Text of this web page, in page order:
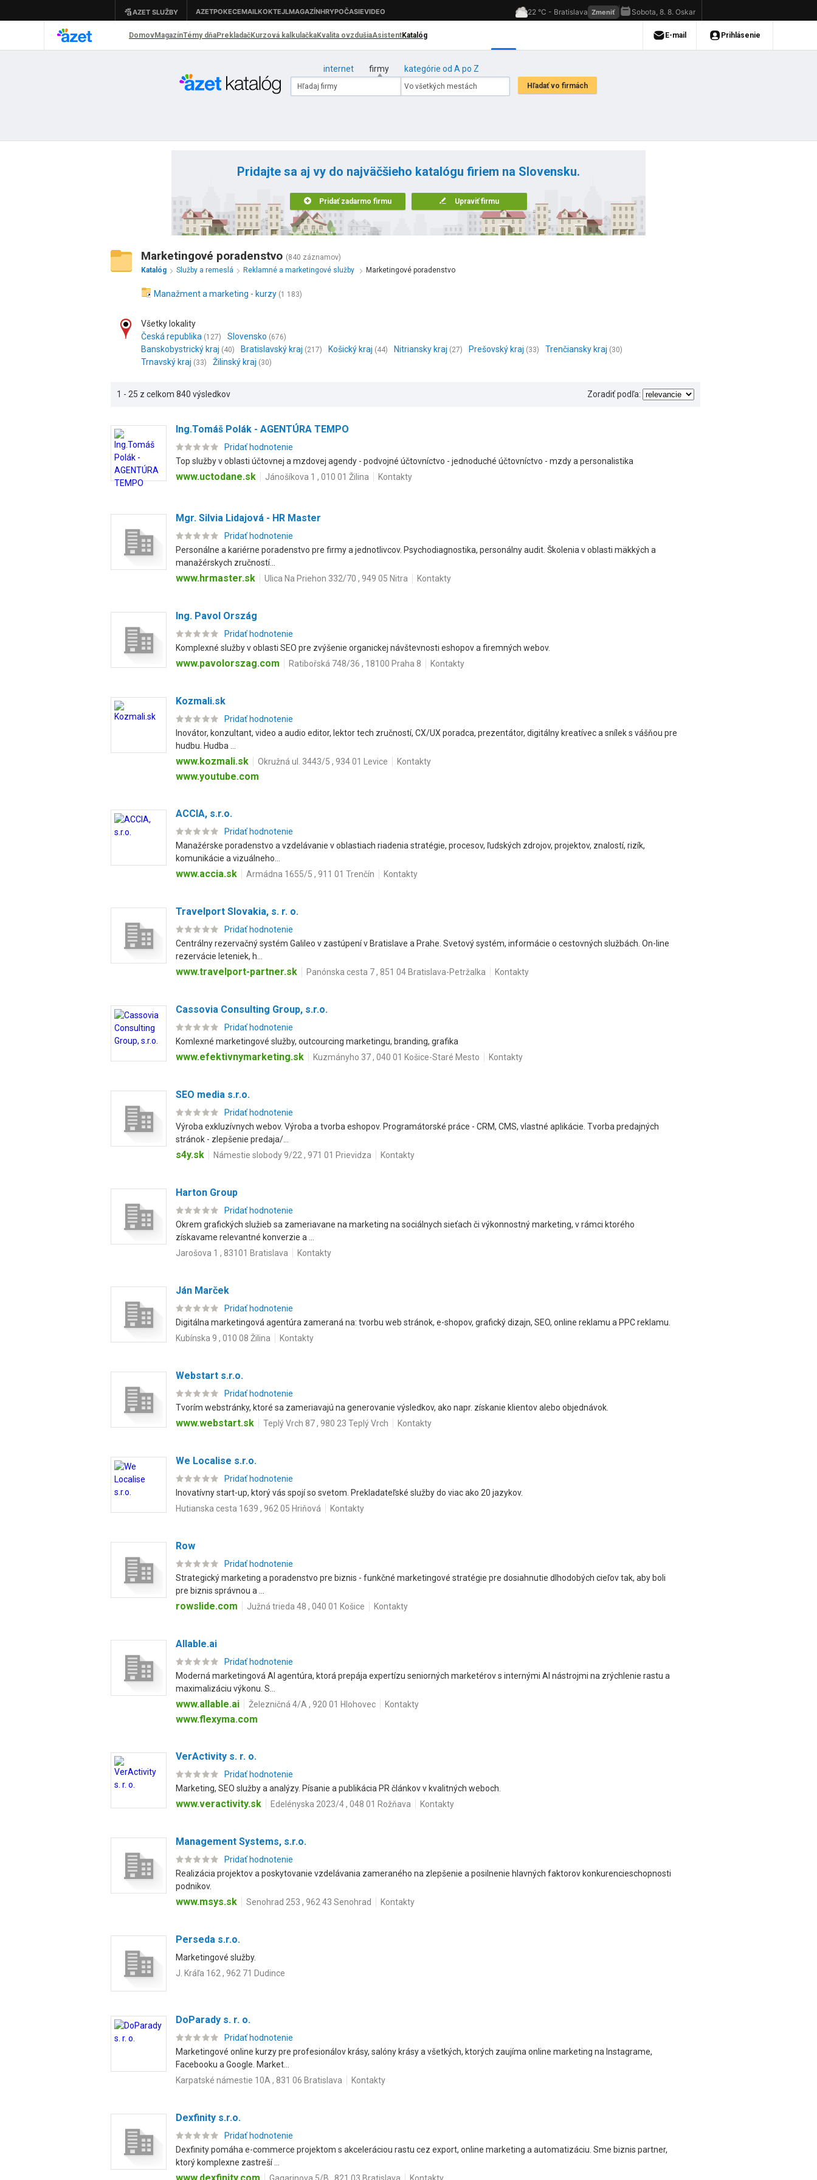
internet firmy kategórie od A po Z
Pridajte sa aj vy do najväčšieho katalógu firiem na Slovensku.
Pridať zadarmo firmu Upraviť firmu
Marketingové poradenstvo (840 záznamov)
Katalóg
Služby a remeslá Reklamné a marketingové služby Marketingové poradenstvo
Manažment a marketing - kurzy (1 183)
Všetky lokality
Česká republika (127) Slovensko (676)
Banskobystrický kraj (40) Bratislavský kraj (217) Košický kraj (44) Nitriansky kraj (27) Prešovský kraj (33) Trenčiansky kraj (30)
Trnavský kraj (33) Žilinský kraj (30)
1 - 25 z celkom 840 výsledkov Zoradiť podľa:
Ing.Tomáš Polák - AGENTÚRA TEMPO
Pridať hodnotenie
Top služby v oblasti účtovnej a mzdovej agendy - podvojné účtovníctvo - jednoduché účtovníctvo - mzdy a personalistika
www.uctodane.sk Jánošíkova 1 , 010 01 Žilina Kontakty
Mgr. Silvia Lidajová - HR Master
Pridať hodnotenie
Personálne a kariérne poradenstvo pre firmy a jednotlivcov. Psychodiagnostika, personálny audit. Školenia v oblasti mäkkých a
manažérskych zručností...
www.hrmaster.sk Ulica Na Priehon 332/70 , 949 05 Nitra Kontakty
Ing. Pavol Ország
Pridať hodnotenie
Komplexné služby v oblasti SEO pre zvýšenie organickej návštevnosti eshopov a firemných webov.
www.pavolorszag.com Ratibořská 748/36 , 18100 Praha 8 Kontakty
Kozmali.sk
Pridať hodnotenie
Inovátor, konzultant, video a audio editor, lektor tech zručností, CX/UX poradca, prezentátor, digitálny kreatívec a snílek s vášňou pre
hudbu. Hudba ...
www.kozmali.sk Okružná ul. 3443/5 , 934 01 Levice Kontakty
www.youtube.com
ACCIA, s.r.o.
Pridať hodnotenie
Manažérske poradenstvo a vzdelávanie v oblastiach riadenia stratégie, procesov, ľudských zdrojov, projektov, znalostí, rizík,
komunikácie a vizuálneho...
www.accia.sk Armádna 1655/5 , 911 01 Trenčín Kontakty
Travelport Slovakia, s. r. o.
Pridať hodnotenie
Centrálny rezervačný systém Galileo v zastúpení v Bratislave a Prahe. Svetový systém, informácie o cestovných službách. On-line
rezervácie leteniek, h...
www.travelport-partner.sk Panónska cesta 7 , 851 04 Bratislava-Petržalka Kontakty
Cassovia Consulting Group, s.r.o.
Pridať hodnotenie
Komlexné marketingové služby, outcourcing marketingu, branding, grafika
www.efektivnymarketing.sk Kuzmányho 37 , 040 01 Košice-Staré Mesto Kontakty
SEO media s.r.o.
Pridať hodnotenie
Výroba exkluzívnych webov. Výroba a tvorba eshopov. Programátorské práce - CRM, CMS, vlastné aplikácie. Tvorba predajných
stránok - zlepšenie predaja/...
s4y.sk Námestie slobody 9/22 , 971 01 Prievidza Kontakty
Harton Group
Pridať hodnotenie
Okrem grafických služieb sa zameriavane na marketing na sociálnych sieťach či výkonnostný marketing, v rámci ktorého
získavame relevantné konverzie a ...
Jarošova 1 , 83101 Bratislava
Kontakty
Ján Marček
Pridať hodnotenie
Digitálna marketingová agentúra zameraná na: tvorbu web stránok, e-shopov, grafický dizajn, SEO, online reklamu a PPC reklamu.
Kubínska 9 , 010 08 Žilina
Kontakty
Webstart s.r.o.
Pridať hodnotenie
Tvorím webstránky, ktoré sa zameriavajú na generovanie výsledkov, ako napr. získanie klientov alebo objednávok.
www.webstart.sk Teplý Vrch 87 , 980 23 Teplý Vrch Kontakty
We Localise s.r.o.
Pridať hodnotenie
Inovatívny start-up, ktorý vás spojí so svetom. Prekladateľské služby do viac ako 20 jazykov.
Hutianska cesta 1639 , 962 05 Hriňová
Kontakty
Row
Pridať hodnotenie
Strategický marketing a poradenstvo pre biznis - funkčné marketingové stratégie pre dosiahnutie dlhodobých cieľov tak, aby boli
pre biznis správnou a ...
rowslide.com Južná trieda 48 , 040 01 Košice Kontakty
Allable.ai
Pridať hodnotenie
Moderná marketingová AI agentúra, ktorá prepája expertízu seniorných marketérov s internými AI nástrojmi na zrýchlenie rastu a
maximalizáciu výkonu. S...
www.allable.ai Železničná 4/A , 920 01 Hlohovec Kontakty
www.flexyma.com
VerActivity s. r. o.
Pridať hodnotenie
Marketing, SEO služby a analýzy. Písanie a publikácia PR článkov v kvalitných weboch.
www.veractivity.sk Edelényska 2023/4 , 048 01 Rožňava Kontakty
Management Systems, s.r.o.
Pridať hodnotenie
Realizácia projektov a poskytovanie vzdelávania zameraného na zlepšenie a posilnenie hlavných faktorov konkurencieschopnosti
podnikov.
www.msys.sk Senohrad 253 , 962 43 Senohrad Kontakty
Perseda s.r.o.
Marketingové služby.
J. Kráľa 162 , 962 71 Dudince
DoParady s. r. o.
Pridať hodnotenie
Marketingové online kurzy pre profesionálov krásy, salóny krásy a všetkých, ktorých zaujíma online marketing na Instagrame,
Facebooku a Google. Market...
Karpatské námestie 10A , 831 06 Bratislava
Kontakty
Dexfinity s.r.o.
Pridať hodnotenie
Dexfinity pomáha e-commerce projektom s akceleráciou rastu cez export, online marketing a automatizáciu. Sme biznis partner,
ktorý komplexne zastreší ...